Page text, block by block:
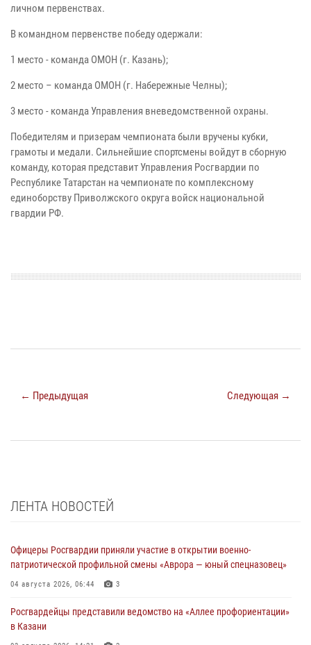
личном первенствах.
В командном первенстве победу одержали:
1 место - команда ОМОН (г. Казань);
2 место – команда ОМОН (г. Набережные Челны);
3 место - команда Управления вневедомственной охраны.
Победителям и призерам чемпионата были вручены кубки,
грамоты и медали. Сильнейшие спортсмены войдут в сборную
команду, которая представит Управления Росгвардии по
Республике Татарстан на чемпионате по комплексному
единоборству Приволжского округа войск национальной
гвардии РФ.
← Предыдущая Следующая →
ЛЕНТА НОВОСТЕЙ
Офицеры Росгвардии приняли участие в открытии военно-
патриотической профильной смены «Аврора — юный спецназовец»
04 августа 2026, 06:44 3
Росгвардейцы представили ведомство на «Аллее профориентации»
в Казани